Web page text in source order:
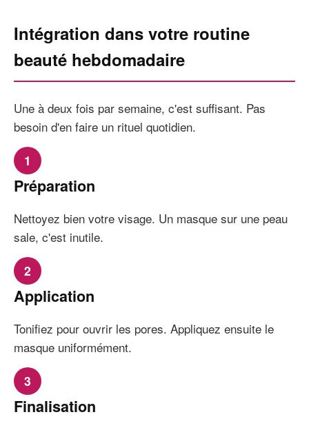
Intégration dans votre routine
beauté hebdomadaire
Une à deux fois par semaine, c'est suffisant. Pas
besoin d'en faire un rituel quotidien.
1
Préparation
Nettoyez bien votre visage. Un masque sur une peau
sale, c'est inutile.
2
Application
Tonifiez pour ouvrir les pores. Appliquez ensuite le
masque uniformément.
3
Finalisation